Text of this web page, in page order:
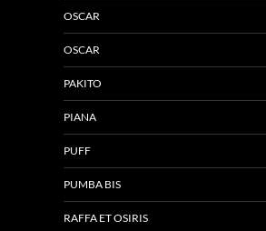
OSCAR
OSCAR
PAKITO
PIANA
PUFF
PUMBA BIS
RAFFA ET OSIRIS